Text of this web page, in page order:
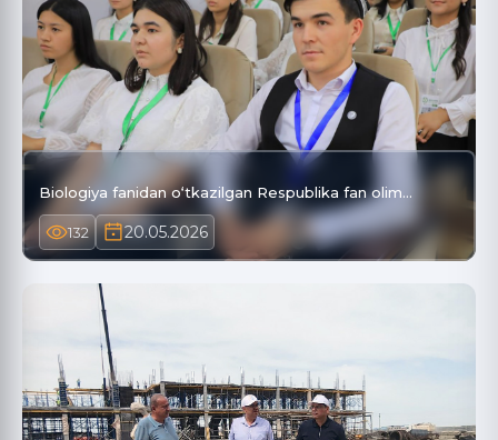
Biologiya fanidan o‘tkazilgan Respublika fan olim…
132 20.05.2026